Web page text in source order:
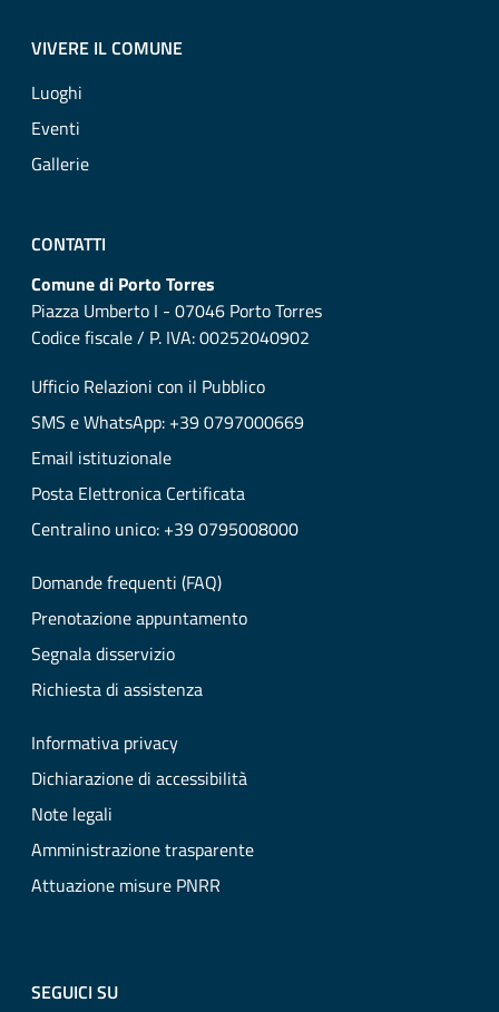
VIVERE IL COMUNE
Luoghi
Eventi
Gallerie
CONTATTI
Comune di Porto Torres
Piazza Umberto I - 07046 Porto Torres
Codice fiscale / P. IVA: 00252040902
Ufficio Relazioni con il Pubblico
SMS e WhatsApp: +39 0797000669
Email istituzionale
Posta Elettronica Certificata
Centralino unico: +39 0795008000
Domande frequenti (FAQ)
Prenotazione appuntamento
Segnala disservizio
Richiesta di assistenza
Informativa privacy
Dichiarazione di accessibilità
Note legali
Amministrazione trasparente
Attuazione misure PNRR
SEGUICI SU